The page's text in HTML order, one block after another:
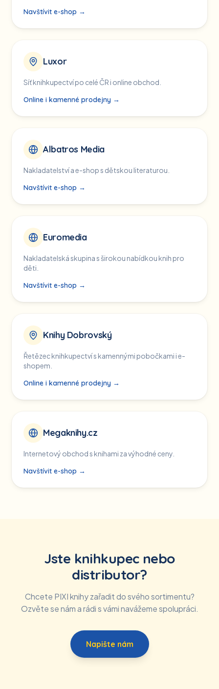
Navštívit e-shop →
Luxor
Síť knihkupectví po celé ČR i online obchod.
Online i kamenné prodejny →
Albatros Media
Nakladatelství a e-shop s dětskou literaturou.
Navštívit e-shop →
Euromedia
Nakladatelská skupina s širokou nabídkou knih pro
děti.
Navštívit e-shop →
Knihy Dobrovský
Řetězec knihkupectví s kamennými pobočkami i e-
shopem.
Online i kamenné prodejny →
Megaknihy.cz
Internetový obchod s knihami za výhodné ceny.
Navštívit e-shop →
Jste knihkupec nebo
distributor?
Chcete PIXI knihy zařadit do svého sortimentu?
Ozvěte se nám a rádi s vámi navážeme spolupráci.
Napište nám